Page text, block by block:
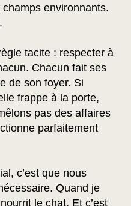
environnants.
tacite : respecter à
Chacun fait ses
de son foyer. Si
frappe à la porte,
pas des affaires
parfaitement
c’est que nous
Quand je
le chat. Et c’est